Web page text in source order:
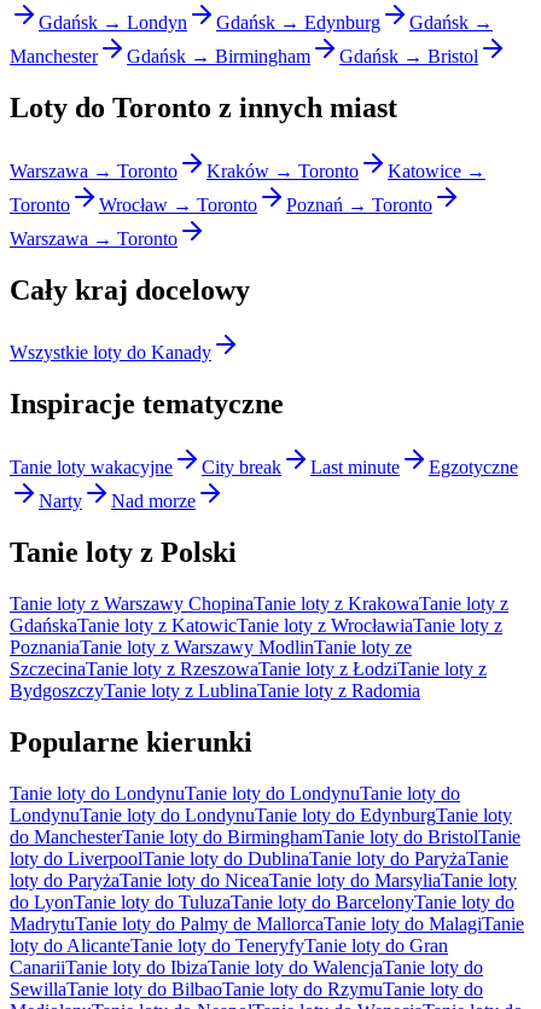
Gdańsk → Londyn
Gdańsk → Edynburg
Gdańsk →
Manchester
Gdańsk → Birmingham Gdańsk → Bristol
Loty do Toronto z innych miast
Warszawa → Toronto Kraków → Toronto
Katowice →
Toronto
Wrocław → Toronto
Poznań → Toronto
Warszawa → Toronto
Cały kraj docelowy
Wszystkie loty do Kanady
Inspiracje tematyczne
Tanie loty wakacyjne City break Last minute
Egzotyczne
Narty
Nad morze
Tanie loty z Polski
Tanie loty z Warszawy ChopinaTanie loty z KrakowaTanie loty z
GdańskaTanie loty z KatowicTanie loty z WrocławiaTanie loty z
PoznaniaTanie loty z Warszawy ModlinTanie loty ze
SzczecinaTanie loty z RzeszowaTanie loty z ŁodziTanie loty z
BydgoszczyTanie loty z LublinaTanie loty z Radomia
Popularne kierunki
Tanie loty do LondynuTanie loty do LondynuTanie loty do
LondynuTanie loty do LondynuTanie loty do EdynburgTanie loty
do ManchesterTanie loty do BirminghamTanie loty do BristolTanie
loty do LiverpoolTanie loty do DublinaTanie loty do ParyżaTanie
loty do ParyżaTanie loty do NiceaTanie loty do MarsyliaTanie loty
do LyonTanie loty do TuluzaTanie loty do BarcelonyTanie loty do
MadrytuTanie loty do Palmy de MallorcaTanie loty do MalagiTanie
loty do AlicanteTanie loty do TeneryfyTanie loty do Gran
CanariiTanie loty do IbizaTanie loty do WalencjaTanie loty do
SewillaTanie loty do BilbaoTanie loty do RzymuTanie loty do